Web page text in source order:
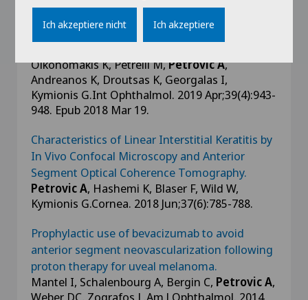
micropuncture for the treatment of recurrent
Oikonomakis K, Petrelli M,Petrovic A,
Andreanos K, Droutsas K, Georgalas I,
Kymionis G.Int Ophthalmol. 2019 Apr;39(4):943-
948. Epub 2018 Mar 19.
Characteristics of Linear Interstitial Keratitis by
In Vivo Confocal Microscopy and Anterior
Segment Optical Coherence Tomography.
Petrovic A, Hashemi K, Blaser F, Wild W,
Kymionis G.Cornea. 2018 Jun;37(6):785-788.
Prophylactic use of bevacizumab to avoid
anterior segment neovascularization following
proton therapy for uveal melanoma.
Mantel I, Schalenbourg A, Bergin C, Petrovic A,
Ich akzeptiere nicht Ich akzeptiere